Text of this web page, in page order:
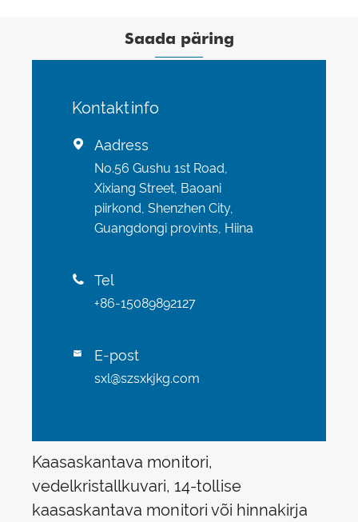
Saada päring
Kontaktinfo
 Aadress
No.56 Gushu 1st Road,
Xixiang Street, Baoani
piirkond, Shenzhen City,
Guangdongi provints, Hiina
 Tel
+86-15089892127
 E-post
sxl@szsxkjkg.com
Kaasaskantava monitori,
vedelkristallkuvari, 14-tollise
kaasaskantava monitori või hinnakirja